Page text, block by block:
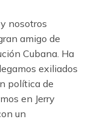
nosotros
amigo de
Cubana. Ha
exiliados
política de
en Jerry
un